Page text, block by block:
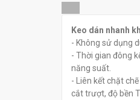
loại Pegalock
0đ
Keo dán nhanh
- Không sử dụng
- Thời gian đông
năng suất.
- Liên kết chặt
cắt trượt, độ bền